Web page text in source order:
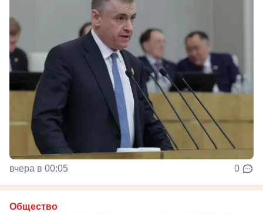
вчера в 00:05 0
Общество